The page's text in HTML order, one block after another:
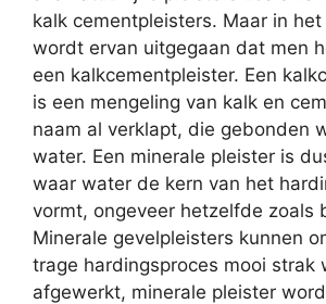
kalk cementpleisters. Maar in het
wordt ervan uitgegaan dat men
een kalkcementpleister. Een
is een mengeling van kalk en
naam al verklapt, die gebonden
water. Een minerale pleister is
waar water de kern van het
vormt, ongeveer hetzelfde zoals
Minerale gevelpleisters kunnen
trage hardingsproces mooi strak
afgewerkt, minerale pleister